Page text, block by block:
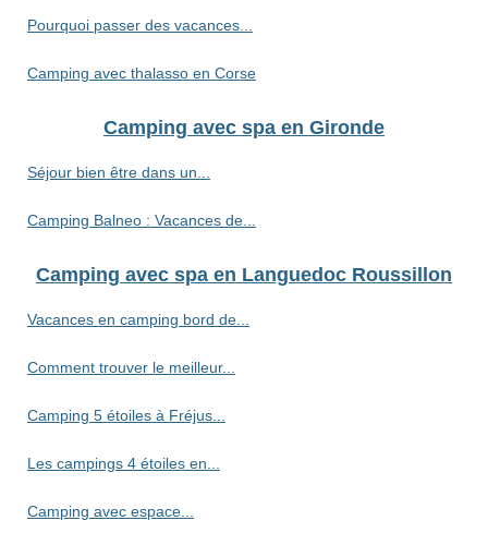
Pourquoi passer des vacances...
Camping avec thalasso en Corse
Camping avec spa en Gironde
Séjour bien être dans un...
Camping Balneo : Vacances de...
Camping avec spa en Languedoc Roussillon
Vacances en camping bord de...
Comment trouver le meilleur...
Camping 5 étoiles à Fréjus...
Les campings 4 étoiles en...
Camping avec espace...